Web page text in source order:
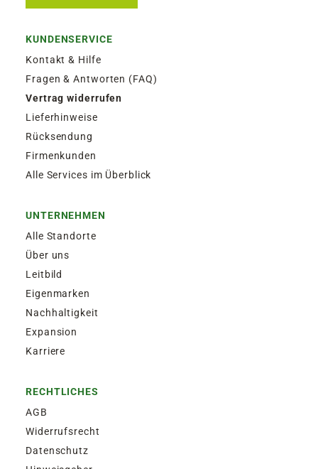
KUNDENSERVICE
Kontakt & Hilfe
Fragen & Antworten (FAQ)
Vertrag widerrufen
Lieferhinweise
Rücksendung
Firmenkunden
Alle Services im Überblick
UNTERNEHMEN
Alle Standorte
Über uns
Leitbild
Eigenmarken
Nachhaltigkeit
Expansion
Karriere
RECHTLICHES
AGB
Widerrufsrecht
Datenschutz